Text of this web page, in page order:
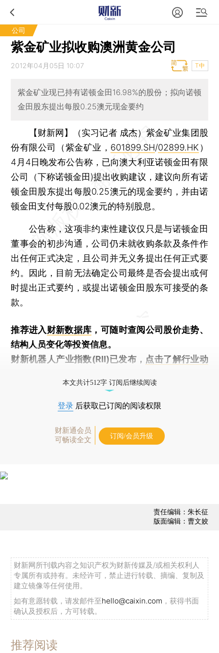
公司
紫金矿业拟收购澳洲黄金公司
2012年04月05日 10:07 T中
紫金矿业现已持有诺顿金田16.98%的股份；拟向诺顿
金田股东提出每股0.25澳元现金要约
【财新网】（实习记者 成杰）紫金矿业集团股
份有限公司（紫金矿业， 601899.SH/02899.HK ）
4月4日晚发布公告称，已向澳大利亚诺顿金田有限
公司（下称诺顿金田)提出收购建议，建议向所有诺
顿金田股东提出每股0.25澳元的现金要约，并由诺
顿金田支付每股0.02澳元的特别股息。
公告称，这项非约束性建议仅只是与诺顿金田
董事会的初步沟通，公司仍未就收购条款及条件作
出任何正式决定，且公司并无义务提出任何正式要
约。因此，目前无法确定公司最终是否会提出或何
时提出正式要约，或提出诺顿金田股东可接受的条
款。
推荐进入财新数据库 ，可随时查阅公司股价走势、
结构人员变化等投资信息。
财新机器人产业指数(RII)已发布， 点击了解行业动
本文共计512字 订阅后继续阅读
登录 后获取已订阅的阅读权限
财新通会员
可畅读全文
订阅/会员升级
责任编辑：朱长征
版面编辑：曹文姣
财新网所刊载内容之知识产权为财新传媒及/或相关权利人
专属所有或持有。未经许可，禁止进行转载、摘编、复制及
建立镜像等任何使用。
如有意愿转载，请发邮件至hello@caixin.com ，获得书面
确认及授权后，方可转载。
推荐阅读